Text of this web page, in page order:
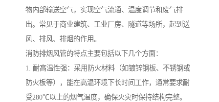
物内部输送空气，实现空气流通、温度调节和废气排
出。常见于商业建筑、工业厂房、隧道等场所，起到送
风、排风、排烟的作用。
消防排烟风管的特点主要包括以下几个方面：
1. 耐高温性强：采用防火材料（如镀锌钢板、不锈钢或
防火板等），能在高温环境下长时间工作，通常要求耐
受280℃以上的烟气温度，确保火灾时保持结构完整。